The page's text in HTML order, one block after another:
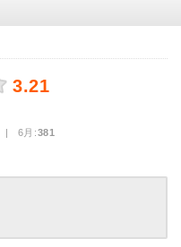
3.21
| 6月:381